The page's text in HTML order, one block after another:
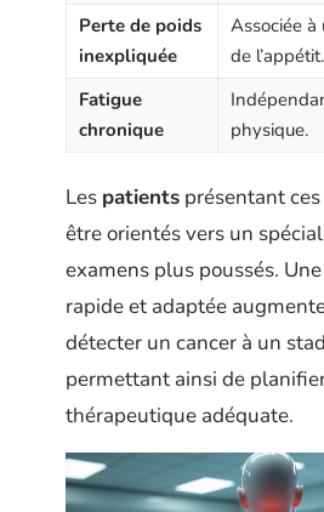
Perte de poids
inexpliquée
Associée
de l’appétit.
Fatigue
chronique
physique.
Les patients présentant
être orientés vers un
examens plus poussés.
rapide et adaptée
détecter un cancer à un
permettant ainsi de
thérapeutique adéquate.